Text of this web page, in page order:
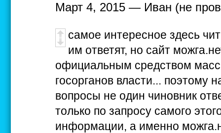
Март 4, 2015 — Иван (не
самое интересное здесь
им ответят, но сайт
официальным средством
госорганов власти... поэтому
вопросы не один чиновник
только по запросу самого
информации, а именно